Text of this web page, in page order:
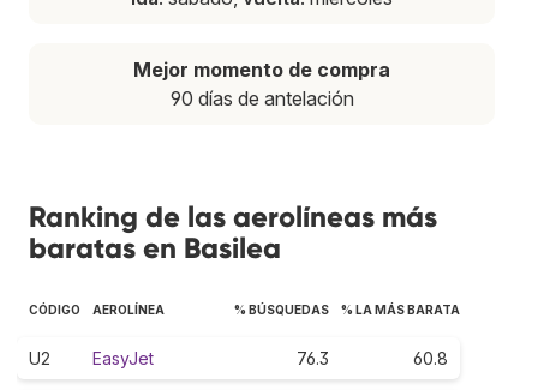
Mejor momento de compra
90 días de antelación
Ranking de las aerolíneas más
baratas en Basilea
CÓDIGO AEROLÍNEA % BÚSQUEDAS % LA MÁS BARATA
U2 EasyJet 76.3 60.8